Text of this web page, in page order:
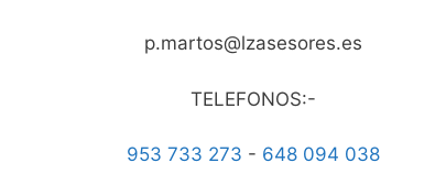
p.martos@lzasesores.es
TELEFONOS:-
953 733 273 - 648 094 038